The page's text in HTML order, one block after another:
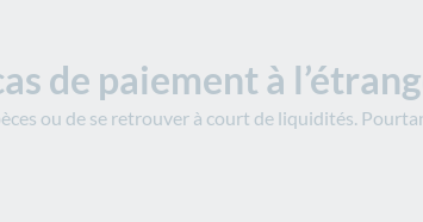
de paiement à
ou de se retrouver à court de liquidités.